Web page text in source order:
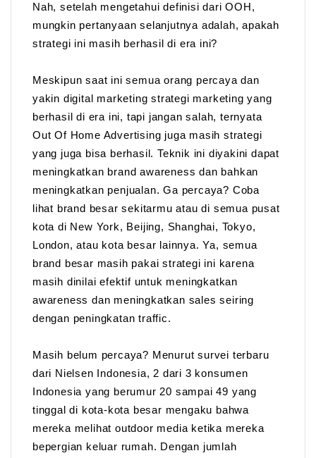
Nah, setelah mengetahui definisi dari OOH,
mungkin pertanyaan selanjutnya adalah, apakah
strategi ini masih berhasil di era ini?
Meskipun saat ini semua orang percaya dan
yakin digital marketing strategi marketing yang
berhasil di era ini, tapi jangan salah, ternyata
Out Of Home Advertising juga masih strategi
yang juga bisa berhasil. Teknik ini diyakini dapat
meningkatkan brand awareness dan bahkan
meningkatkan penjualan. Ga percaya? Coba
lihat brand besar sekitarmu atau di semua pusat
kota di New York, Beijing, Shanghai, Tokyo,
London, atau kota besar lainnya. Ya, semua
brand besar masih pakai strategi ini karena
masih dinilai efektif untuk meningkatkan
awareness dan meningkatkan sales seiring
dengan peningkatan traffic.
Masih belum percaya? Menurut survei terbaru
dari Nielsen Indonesia, 2 dari 3 konsumen
Indonesia yang berumur 20 sampai 49 yang
tinggal di kota-kota besar mengaku bahwa
mereka melihat outdoor media ketika mereka
bepergian keluar rumah. Dengan jumlah